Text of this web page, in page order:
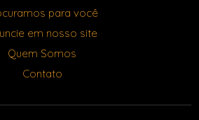
para você
em nosso site
Quem Somos
Contato